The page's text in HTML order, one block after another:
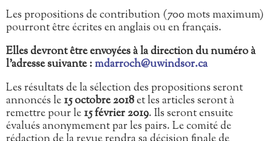
Les propositions de contribution (700 mots maximum)
pourront être écrites en anglais ou en français.
Elles devront être envoyées à la direction du numéro à
l’adresse suivante :mdarroch@uwindsor.ca
Les résultats de la sélection des propositions seront
annoncés le15 octobre 2018et les articles seront à
remettre pour le15 février 2019. Ils seront ensuite
évalués anonymement par les pairs. Le comité de